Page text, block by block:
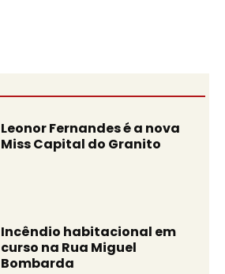
Leonor Fernandes é a nova
Miss Capital do Granito
Incêndio habitacional em
curso na Rua Miguel
Bombarda